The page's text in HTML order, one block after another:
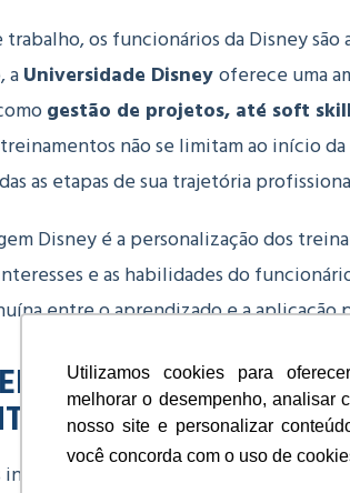
Utilizamos cookies para
melhorar o desempenho, analisar
nosso site e personalizar
você concorda com o uso de
os funcionários da Disney são
aUniversidade Disneyoferece uma
gestão de projetos, até soft
não se limitam ao início
as etapas de sua trajetória
Disney é a personalização dos
e as habilidades do
entre o aprendizado e a aplicação
E
iniciativas de desenvolvimento de